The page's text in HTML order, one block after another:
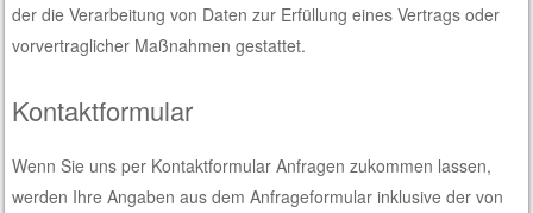
der die Verarbeitung von Daten zur Erfüllung eines Vertrags oder
vorvertraglicher Maßnahmen gestattet.
Kontaktformular
Wenn Sie uns per Kontaktformular Anfragen zukommen lassen,
werden Ihre Angaben aus dem Anfrageformular inklusive der von